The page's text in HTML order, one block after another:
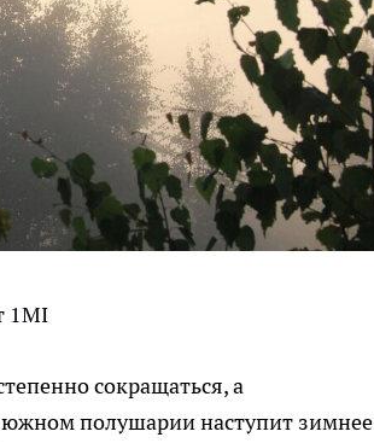
1MI
сокращаться, а
южном полушарии наступит зимнее